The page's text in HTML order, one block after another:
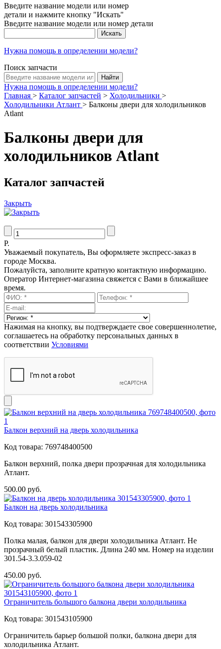
Введите название модели или номер
детали и нажмите кнопку "Искать"
Введите название модели или номер детали
Нужна помощь в определении модели?
Поиск запчасти
Нужна помощь в определении модели?
Главная > Каталог запчастей > Холодильники >
Холодильники Атлант > Балконы двери для холодильников
Atlant
Балконы двери для
холодильников Atlant
Каталог запчастей
Закрыть
Р.
Уважаемый покупатель, Вы оформляете экспресс-заказ в
городе Москва.
Пожалуйста, заполните кратную контактную информацию.
Оператор Интернет-магазина свяжется с Вами в ближайшее
время.
Нажимая на кнопку, вы подтверждаете свое совершеннолетие,
соглашаетесь на обработку персональных данных в
соответствии Условиями
Балкон верхний на дверь холодильника
Код товара: 769748400500
Балкон верхний, полка двери прозрачная для холодильника
Атлант.
500.00 руб.
Балкон на дверь холодильника
Код товара: 301543305900
Полка малая, балкон для двери холодильника Атлант. Не
прозрачный белый пластик. Длина 240 мм. Номер на изделии
301.54-3.3.059-02
450.00 руб.
Ограничитель большого балкона двери холодильника
Код товара: 301543105900
Ограничитель барьер большой полки, балкона двери для
холодильника Атлант.